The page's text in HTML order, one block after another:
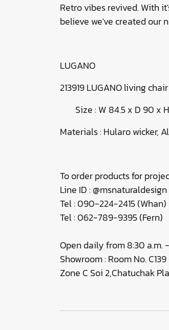
Retro vibes revived. With
believe we've created our
LUGANO
213919 LUGANO living
Size : W 84.5 x D 90 x
Materials : Hularo wicker,
To order products for
Line ID : @msnaturaldesign
Tel : 090-224-2415 (Whan)
Tel : 062-789-9395 (Fern)
Open daily from 8:30 a.m.
Showroom : Room No. C139
Zone C Soi 2,Chatuchak